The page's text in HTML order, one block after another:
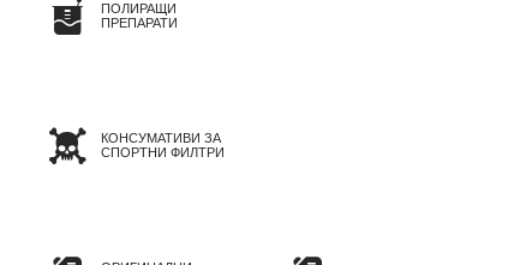
ПОЛИРАЩИ
ПРЕПАРАТИ
КОНСУМАТИВИ ЗА
СПОРТНИ ФИЛТРИ